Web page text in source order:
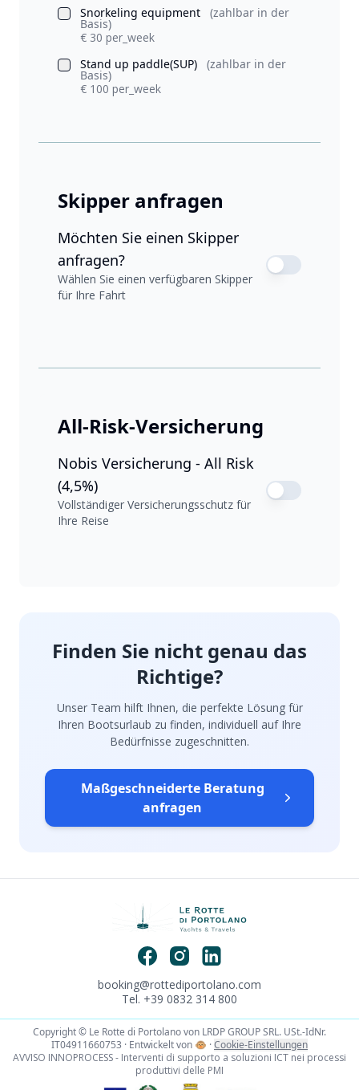
Snorkeling equipment
(zahlbar in der
Basis)
€ 30 per_week
Stand up paddle(SUP)
(zahlbar in der
Basis)
€ 100 per_week
Skipper anfragen
Möchten Sie einen Skipper
anfragen?
Wählen Sie einen verfügbaren Skipper
für Ihre Fahrt
All-Risk-Versicherung
Nobis Versicherung - All Risk
(4,5%)
Vollständiger Versicherungsschutz für
Ihre Reise
Finden Sie nicht genau das
Richtige?
Unser Team hilft Ihnen, die perfekte Lösung für
Ihren Bootsurlaub zu finden, individuell auf Ihre
Bedürfnisse zugeschnitten.
Maßgeschneiderte Beratung
anfragen
booking@rottediportolano.com
Tel. +39 0832 314 800
Copyright © Le Rotte di Portolano von LRDP GROUP SRL. USt.-IdNr.
IT04911660753 · Entwickelt von 🐵 ·Cookie-Einstellungen
AVVISO INNOPROCESS - Interventi di supporto a soluzioni ICT nei processi
produttivi delle PMI